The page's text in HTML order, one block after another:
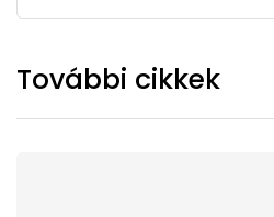
További cikkek